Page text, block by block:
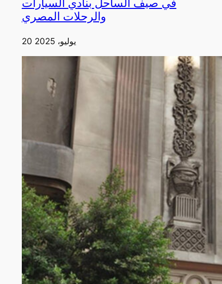
في صيف الساحل بنادي السيارات
والرحلات المصري
20 يوليو، 2025